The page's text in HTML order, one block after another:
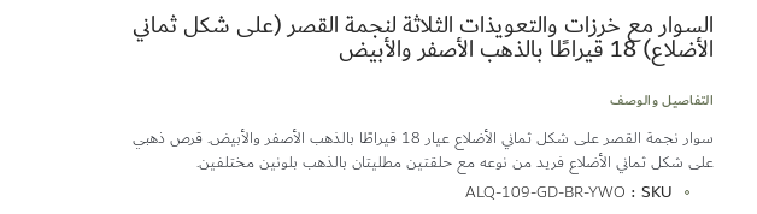
السوار مع خرزات والتعويذات الثلاثة لنجمة القصر (على شكل ثماني
الأضلاع) 18 قيراطًا بالذهب الأصفر والأبيض
التفاصيل والوصف
سوار نجمة القصر على شكل ثماني الأضلاع عيار 18 قيراطًا بالذهب الأصفر والأبيض. قرص ذهبي
على شكل ثماني الأضلاع فريد من نوعه مع حلقتين مطليتان بالذهب بلونين مختلفين.
المزيد
SKU
ALQ-109-GD-BR-YWO